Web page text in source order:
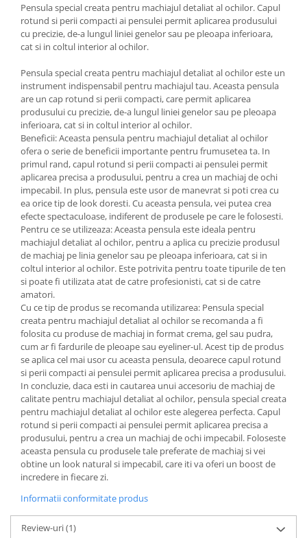
Pensula special creata pentru machiajul detaliat al ochilor. Capul
rotund si perii compacti ai pensulei permit aplicarea produsului
cu precizie, de-a lungul liniei genelor sau pe pleoapa inferioara,
cat si in coltul interior al ochilor.
Pensula special creata pentru machiajul detaliat al ochilor este un
instrument indispensabil pentru machiajul tau. Aceasta pensula
are un cap rotund si perii compacti, care permit aplicarea
produsului cu precizie, de-a lungul liniei genelor sau pe pleoapa
inferioara, cat si in coltul interior al ochilor.
Beneficii: Aceasta pensula pentru machiajul detaliat al ochilor
ofera o serie de beneficii importante pentru frumusetea ta. In
primul rand, capul rotund si perii compacti ai pensulei permit
aplicarea precisa a produsului, pentru a crea un machiaj de ochi
impecabil. In plus, pensula este usor de manevrat si poti crea cu
ea orice tip de look doresti. Cu aceasta pensula, vei putea crea
efecte spectaculoase, indiferent de produsele pe care le folosesti.
Pentru ce se utilizeaza: Aceasta pensula este ideala pentru
machiajul detaliat al ochilor, pentru a aplica cu precizie produsul
de machiaj pe linia genelor sau pe pleoapa inferioara, cat si in
coltul interior al ochilor. Este potrivita pentru toate tipurile de ten
si poate fi utilizata atat de catre profesionisti, cat si de catre
amatori.
Cu ce tip de produs se recomanda utilizarea: Pensula special
creata pentru machiajul detaliat al ochilor se recomanda a fi
folosita cu produse de machiaj in format crema, gel sau pudra,
cum ar fi fardurile de pleoape sau eyeliner-ul. Acest tip de produs
se aplica cel mai usor cu aceasta pensula, deoarece capul rotund
si perii compacti ai pensulei permit aplicarea precisa a produsului.
In concluzie, daca esti in cautarea unui accesoriu de machiaj de
calitate pentru machiajul detaliat al ochilor, pensula special creata
pentru machiajul detaliat al ochilor este alegerea perfecta. Capul
rotund si perii compacti ai pensulei permit aplicarea precisa a
produsului, pentru a crea un machiaj de ochi impecabil. Foloseste
aceasta pensula cu produsele tale preferate de machiaj si vei
obtine un look natural si impecabil, care iti va oferi un boost de
incredere in fiecare zi.
Informatii conformitate produs
Review-uri(1)